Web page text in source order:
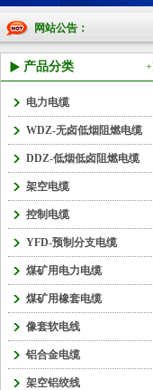
网站公告：
产品分类
电力电缆
WDZ-无卤低烟阻燃电缆
DDZ-低烟低卤阻燃电缆
架空电缆
控制电缆
YFD-预制分支电缆
煤矿用电力电缆
煤矿用橡套电缆
像套软电线
铝合金电缆
架空铝绞线